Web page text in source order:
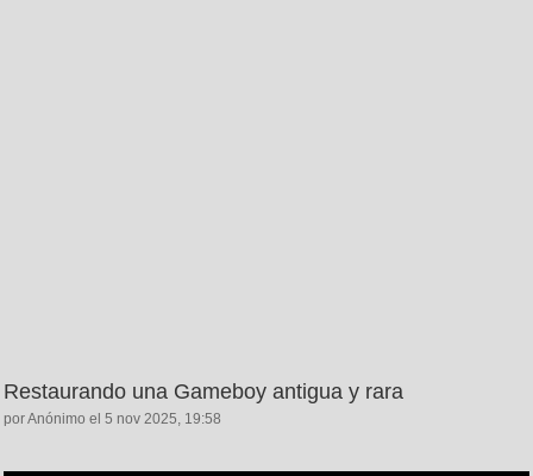
Restaurando una Gameboy antigua y rara
por Anónimo el 5 nov 2025, 19:58